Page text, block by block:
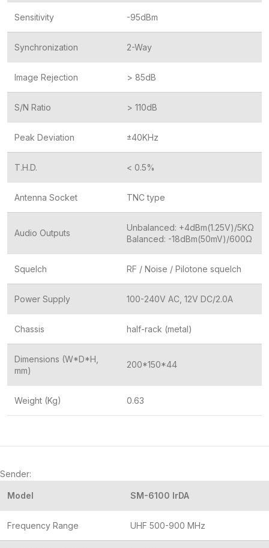
Sensitivity -95dBm
Synchronization 2-Way
Image Rejection > 85dB
S/N Ratio > 110dB
Peak Deviation ±40KHz
T.H.D. < 0.5%
Antenna Socket TNC type
Audio Outputs
Unbalanced: +4dBm(1.25V)/5KΩ
Balanced: -18dBm(50mV)/600Ω
Squelch RF / Noise / Pilotone squelch
Power Supply 100-240V AC, 12V DC/2.0A
Chassis half-rack (metal)
Dimensions (W*D*H,
mm)
200*150*44
Weight (Kg) 0.63
Sender:
Model SM-6100 IrDA
Frequency Range UHF 500-900 MHz